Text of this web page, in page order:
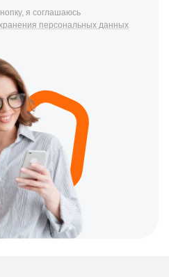
я соглашаюсь
персональных данных